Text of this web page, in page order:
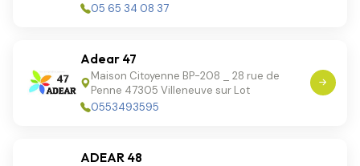
05 65 34 08 37
Adear 47
Maison Citoyenne BP-208 _ 28 rue de
Penne 47305 Villeneuve sur Lot
0553493595
ADEAR 48